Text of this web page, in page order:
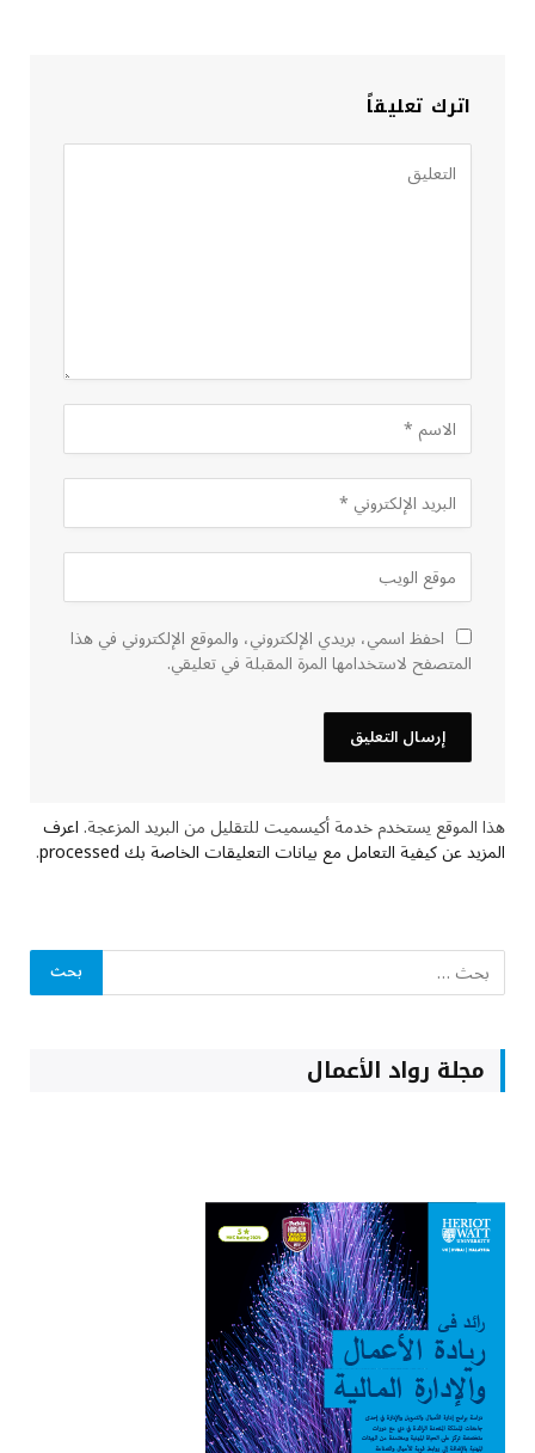
اترك تعليقاً
احفظ اسمي، بريدي الإلكتروني، والموقع الإلكتروني في هذا
المتصفح لاستخدامها المرة المقبلة في تعليقي.
هذا الموقع يستخدم خدمة أكيسميت للتقليل من البريد المزعجة.اعرف
المزيد عن كيفية التعامل مع بيانات التعليقات الخاصة بك processed .
مجلة رواد الأعمال